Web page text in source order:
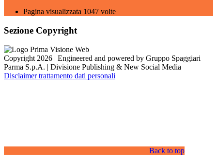
Pagina visualizzata 1047 volte
Sezione Copyright
Copyright 2026 | Engineered and powered by Gruppo Spaggiari
Parma S.p.A. | Divisione Publishing & New Social Media
Disclaimer trattamento dati personali
Back to top